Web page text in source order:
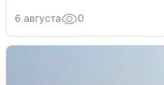
6 августа 0